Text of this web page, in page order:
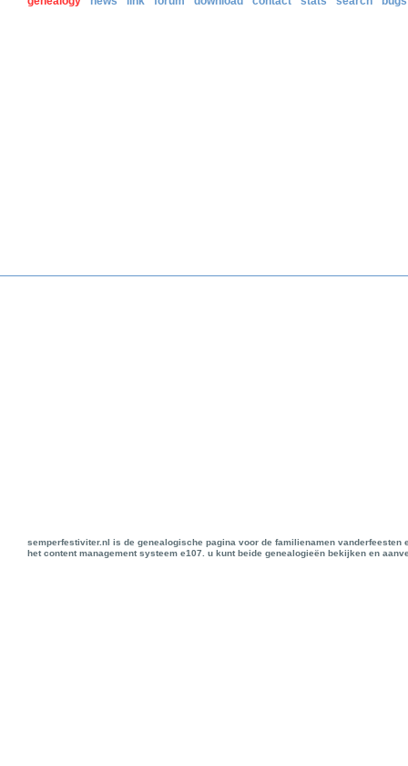
semperfestiviter.nl is de genealogische pagina voor de familienamen
het content management systeem e107. u kunt beide genealogieën bekijken en